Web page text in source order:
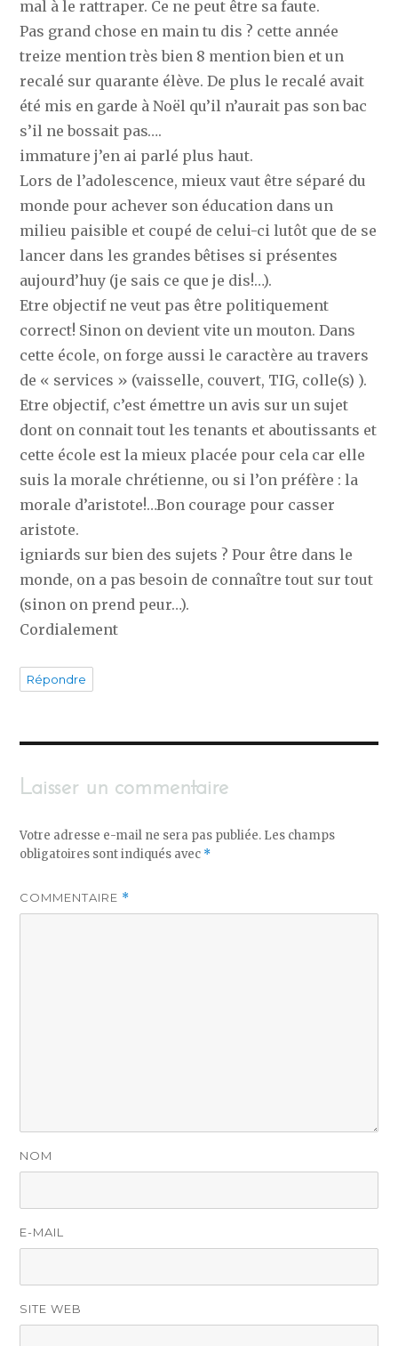
mal à le rattraper. Ce ne peut être sa faute.
Pas grand chose en main tu dis ? cette année
treize mention très bien 8 mention bien et un
recalé sur quarante élève. De plus le recalé avait
été mis en garde à Noël qu’il n’aurait pas son bac
s’il ne bossait pas….
immature j’en ai parlé plus haut.
Lors de l’adolescence, mieux vaut être séparé du
monde pour achever son éducation dans un
milieu paisible et coupé de celui-ci lutôt que de se
lancer dans les grandes bêtises si présentes
aujourd’huy (je sais ce que je dis!…).
Etre objectif ne veut pas être politiquement
correct! Sinon on devient vite un mouton. Dans
cette école, on forge aussi le caractère au travers
de « services » (vaisselle, couvert, TIG, colle(s) ).
Etre objectif, c’est émettre un avis sur un sujet
dont on connait tout les tenants et aboutissants et
cette école est la mieux placée pour cela car elle
suis la morale chrétienne, ou si l’on préfère : la
morale d’aristote!…Bon courage pour casser
aristote.
igniards sur bien des sujets ? Pour être dans le
monde, on a pas besoin de connaître tout sur tout
(sinon on prend peur…).
Cordialement
Répondre
Laisser un commentaire
Votre adresse e-mail ne sera pas publiée. Les champs
obligatoires sont indiqués avec *
COMMENTAIRE *
NOM
E-MAIL
SITE WEB